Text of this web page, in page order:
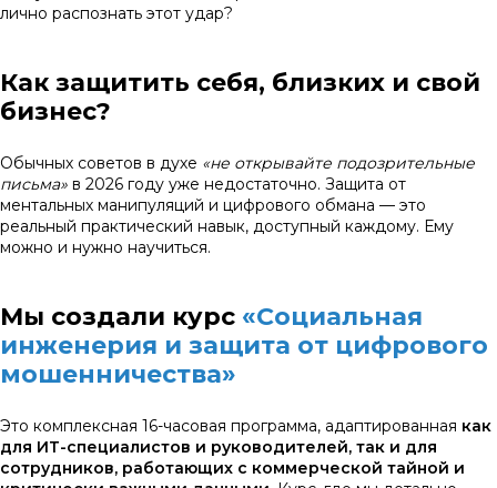
лично распознать этот удар?
Как защитить себя, близких и свой
бизнес?
Обычных советов в духе «не открывайте подозрительные
письма» в 2026 году уже недостаточно. Защита от
ментальных манипуляций и цифрового обмана — это
реальный практический навык, доступный каждому. Ему
можно и нужно научиться.
Мы создали курс «Социальная
инженерия и защита от цифрового
мошенничества»
Это комплексная 16-часовая программа, адаптированная как
для ИТ-специалистов и руководителей, так и для
сотрудников, работающих с коммерческой тайной и